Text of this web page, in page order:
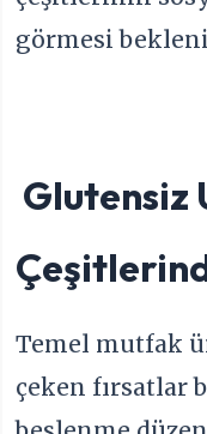
görmesi
Glutensiz
Temel mutfak
çeken fırsatlar